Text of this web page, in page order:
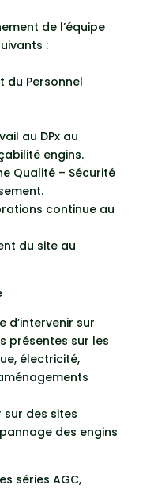
de l’équipe
:
du Personnel
au DPx au
engins.
Qualité – Sécurité
continue au
du site au
d’intervenir sur
présentes sur les
électricité,
sur des sites
des engins
séries AGC,